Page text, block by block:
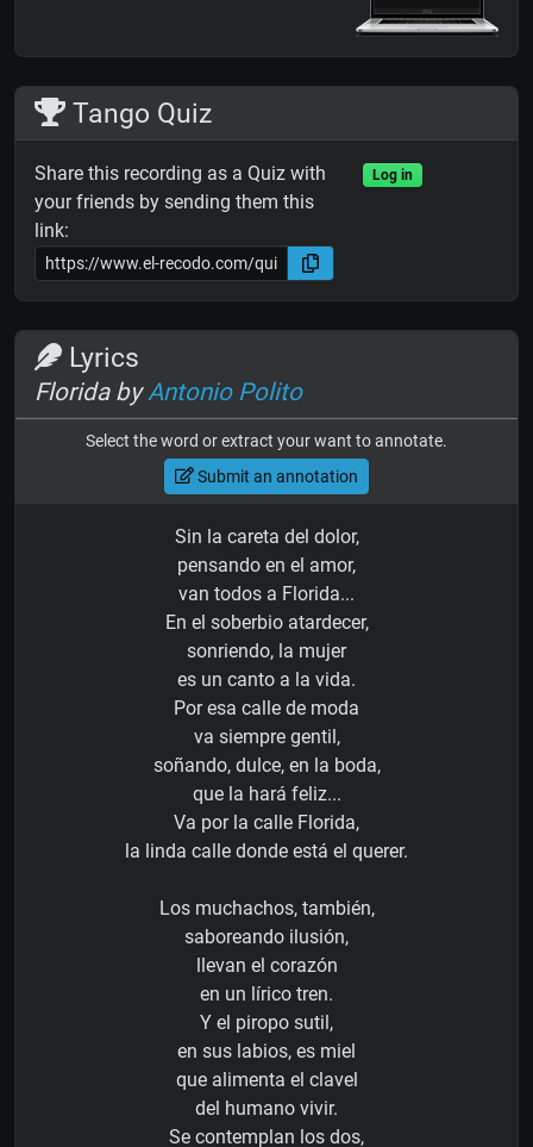
Tango Quiz
Share this recording as a Quiz with
your friends by sending them this
link:
Log in
Lyrics
Florida byAntonio Polito
Select the word or extract your want to annotate.
Submit an annotation
Sin la careta del dolor,
pensando en el amor,
van todos a Florida...
En el soberbio atardecer,
sonriendo, la mujer
es un canto a la vida.
Por esa calle de moda
va siempre gentil,
soñando, dulce, en la boda,
que la hará feliz...
Va por la calle Florida,
la linda calle donde está el querer.
Los muchachos, también,
saboreando ilusión,
llevan el corazón
en un lírico tren.
Y el piropo sutil,
en sus labios, es miel
que alimenta el clavel
del humano vivir.
Se contemplan los dos,